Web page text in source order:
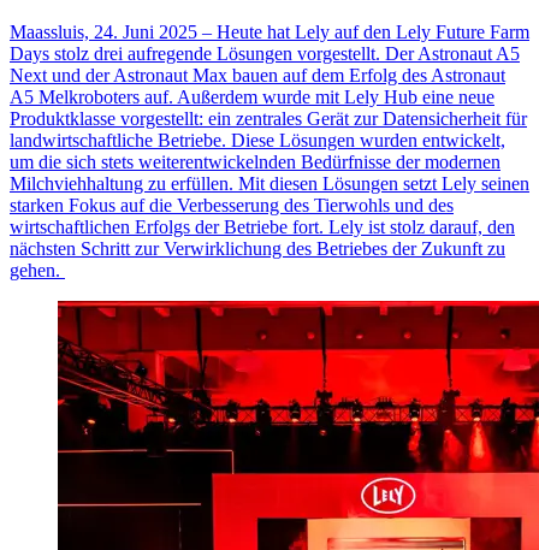
Maassluis, 24. Juni 2025 – Heute hat Lely auf den Lely Future Farm
Days stolz drei aufregende Lösungen vorgestellt. Der Astronaut A5
Next und der Astronaut Max bauen auf dem Erfolg des Astronaut
A5 Melkroboters auf. Außerdem wurde mit Lely Hub eine neue
Produktklasse vorgestellt: ein zentrales Gerät zur Datensicherheit für
landwirtschaftliche Betriebe. Diese Lösungen wurden entwickelt,
um die sich stets weiterentwickelnden Bedürfnisse der modernen
Milchviehhaltung zu erfüllen. Mit diesen Lösungen setzt Lely seinen
starken Fokus auf die Verbesserung des Tierwohls und des
wirtschaftlichen Erfolgs der Betriebe fort. Lely ist stolz darauf, den
nächsten Schritt zur Verwirklichung des Betriebes der Zukunft zu
gehen.